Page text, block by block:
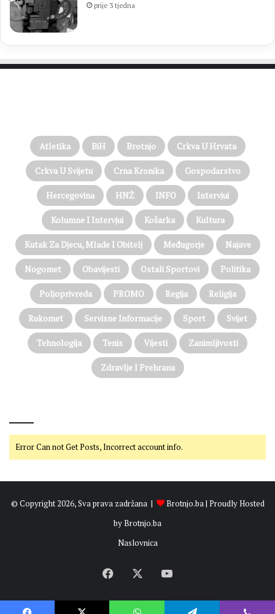
prije 3 tjedna
Atletika BiH Brotnjo Crkva U Hrvata
Crkva U Svijetu Crna Kronika Gospodarstvo
Hercegovina HNŽ INFO Intervjui
Kolumne I Intervjui Košarka Kultura
Kutak Za Djecu, Mlade I Obitelj Međugorje Najave
Nogomet Obavijesti Ostali Sportovi Politika
Poljoprivreda PROMO Regija Religija
Rukomet Servisne Informacije Sport Svijet
Tehnologija Tenis Vijesti Zanimljivosti
Zdravlje I Prehrana
Error Can not Get Posts, Incorrect account info.
© Copyright 2026, Sva prava zadržana | Brotnjo.ba| Proudly Hosted
byBrotnjo.ba
Naslovnica
Facebook YouTube